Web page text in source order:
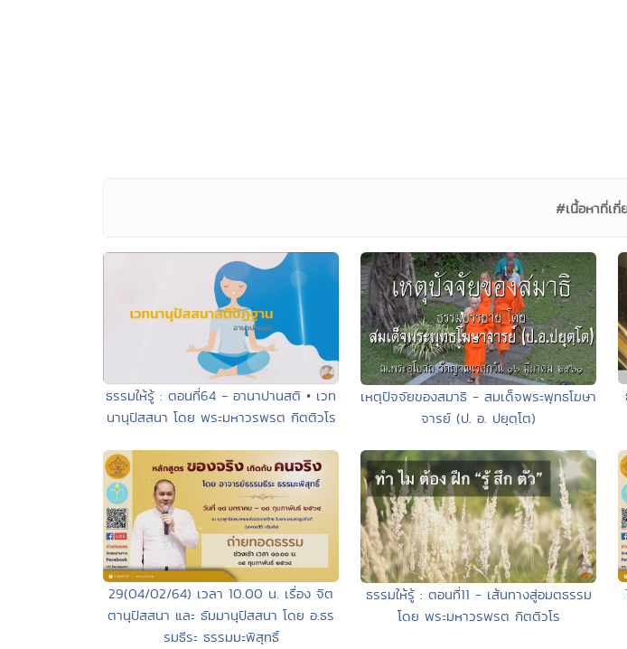
#เนื้อหาที่เกี่
ธรรมให้รู้ : ตอนที่64 - อานาปานสติ • เวท
นานุปัสสนา โดย พระมหาวรพรต กิตติวโร
เหตุปัจจัยของสมาธิ - สมเด็จพระพุทธโฆษา
จารย์ (ป. อ. ปยุตฺโต)
29(04/02/64) เวลา 10.00 น. เรื่อง จิต
ตานุปัสสนา และ ธัมมานุปัสสนา โดย อ.ธร
รมธีระ ธรรมมะพิสุทธิ์
ธรรมให้รู้ : ตอนที่11 - เส้นทางสู่อมตธรรม
โดย พระมหาวรพรต กิตติวโร